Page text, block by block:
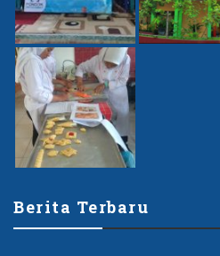
Berita Terbaru